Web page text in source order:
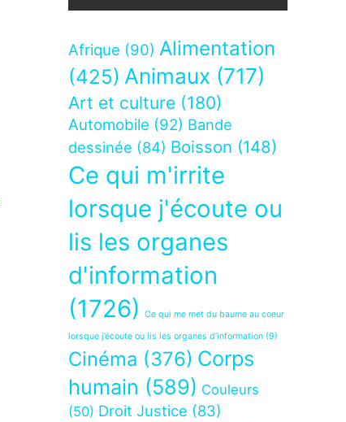
Afrique (90) Alimentation
(425) Animaux (717)
Art et culture (180)
Automobile (92) Bande
dessinée (84) Boisson (148)
Ce qui m'irrite
lorsque j'écoute ou
lis les organes
d'information
(1726)
Ce qui me met du baume au coeur
lorsque j’écoute ou lis les organes d’information (9)
Cinéma (376) Corps
humain (589) Couleurs
(50) Droit Justice (83)